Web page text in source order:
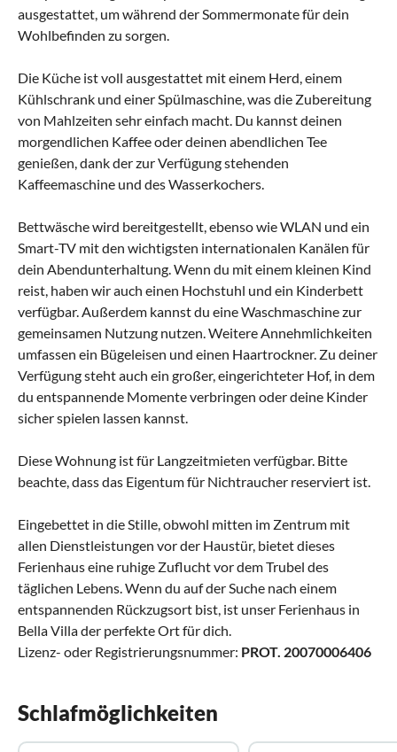
ausgestattet, um während der Sommermonate für dein
Wohlbefinden zu sorgen.
Die Küche ist voll ausgestattet mit einem Herd, einem
Kühlschrank und einer Spülmaschine, was die Zubereitung
von Mahlzeiten sehr einfach macht. Du kannst deinen
morgendlichen Kaffee oder deinen abendlichen Tee
genießen, dank der zur Verfügung stehenden
Kaffeemaschine und des Wasserkochers.
Bettwäsche wird bereitgestellt, ebenso wie WLAN und ein
Smart-TV mit den wichtigsten internationalen Kanälen für
dein Abendunterhaltung. Wenn du mit einem kleinen Kind
reist, haben wir auch einen Hochstuhl und ein Kinderbett
verfügbar. Außerdem kannst du eine Waschmaschine zur
gemeinsamen Nutzung nutzen. Weitere Annehmlichkeiten
umfassen ein Bügeleisen und einen Haartrockner. Zu deiner
Verfügung steht auch ein großer, eingerichteter Hof, in dem
du entspannende Momente verbringen oder deine Kinder
sicher spielen lassen kannst.
Diese Wohnung ist für Langzeitmieten verfügbar. Bitte
beachte, dass das Eigentum für Nichtraucher reserviert ist.
Eingebettet in die Stille, obwohl mitten im Zentrum mit
allen Dienstleistungen vor der Haustür, bietet dieses
Ferienhaus eine ruhige Zuflucht vor dem Trubel des
täglichen Lebens. Wenn du auf der Suche nach einem
entspannenden Rückzugsort bist, ist unser Ferienhaus in
Bella Villa der perfekte Ort für dich.
Lizenz- oder Registrierungsnummer: PROT. 20070006406
Schlafmöglichkeiten